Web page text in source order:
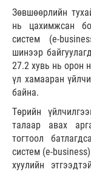
Зөвшөөрлийн
нь цахимжсан
систем (e-
шинээр
27.2 хувь нь орон
үл хамааран
байна.
Төрийн
талаар авах
тогтоол
систем (е-
хуулийн